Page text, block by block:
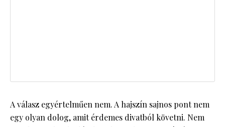
A válasz egyértelműen nem. A hajszín sajnos pont nem
egy olyan dolog, amit érdemes divatból követni. Nem